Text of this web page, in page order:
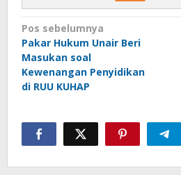
Navigasi
pos
Pos sebelumnya
Pakar Hukum Unair Beri
Masukan soal
Kewenangan Penyidikan
di RUU KUHAP